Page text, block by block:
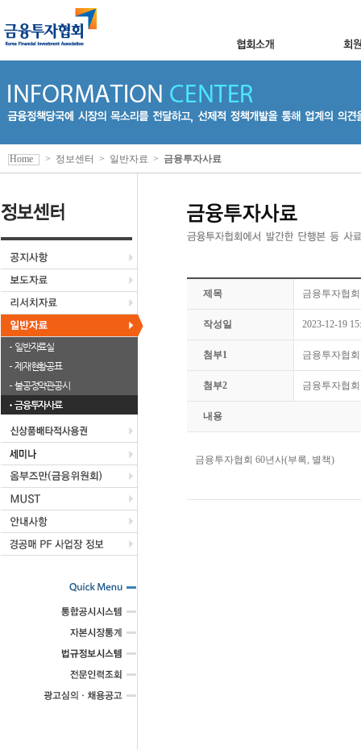
일반자료실
제재현황공표
불공정약관공시
금융투자사료
Home > 정보센터 > 일반자료 > 금융투자사료
제목 금융투자협
작성일 2023-12-19
첨부1 금융투자협
첨부2 금융투자협
내용
금융투자협회 60년사(부록, 별책)